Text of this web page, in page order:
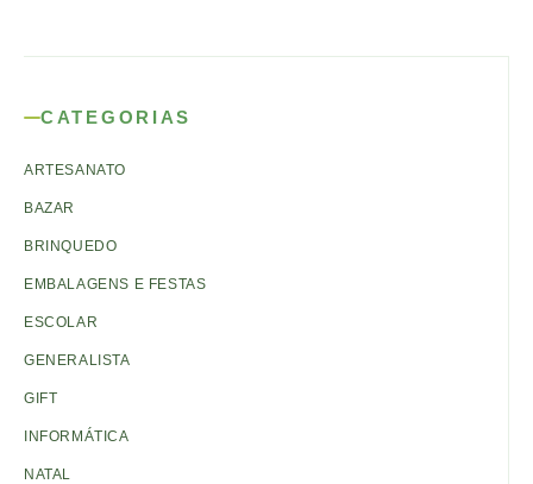
CATEGORIAS
ARTESANATO
BAZAR
BRINQUEDO
EMBALAGENS E FESTAS
ESCOLAR
GENERALISTA
GIFT
INFORMÁTICA
NATAL